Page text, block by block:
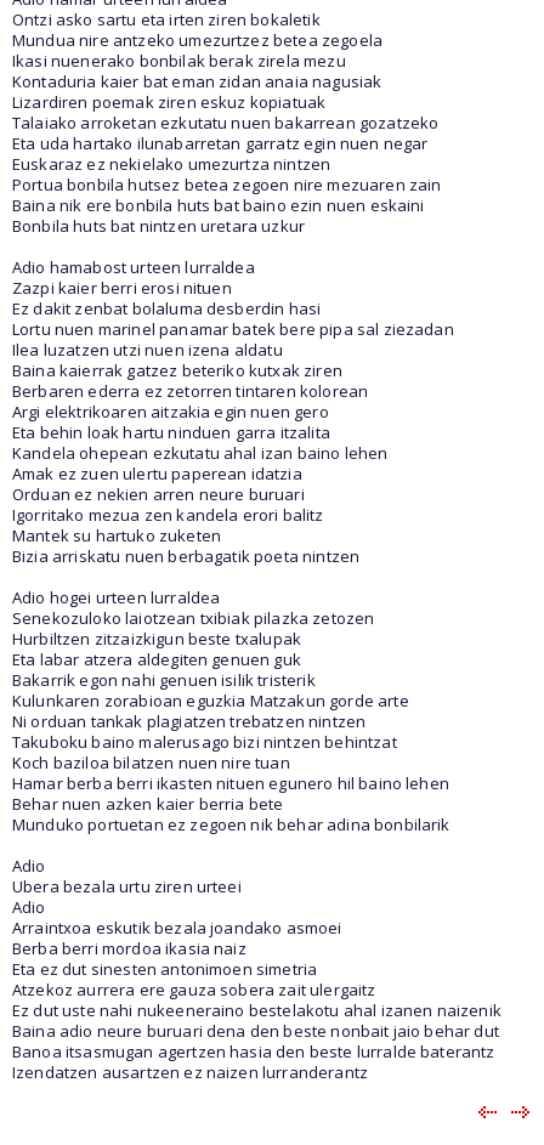
Ontzi asko sartu eta irten ziren bokaletik
Mundua nire antzeko umezurtzez betea zegoela
Ikasi nuenerako bonbilak berak zirela mezu
Kontaduria kaier bat eman zidan anaia nagusiak
Lizardiren poemak ziren eskuz kopiatuak
Talaiako arroketan ezkutatu nuen bakarrean gozatzeko
Eta uda hartako ilunabarretan garratz egin nuen negar
Euskaraz ez nekielako umezurtza nintzen
Portua bonbila hutsez betea zegoen nire mezuaren zain
Baina nik ere bonbila huts bat baino ezin nuen eskaini
Bonbila huts bat nintzen uretara uzkur
Adio hamabost urteen lurraldea
Zazpi kaier berri erosi nituen
Ez dakit zenbat bolaluma desberdin hasi
Lortu nuen marinel panamar batek bere pipa sal ziezadan
Ilea luzatzen utzi nuen izena aldatu
Baina kaierrak gatzez beteriko kutxak ziren
Berbaren ederra ez zetorren tintaren kolorean
Argi elektrikoaren aitzakia egin nuen gero
Eta behin loak hartu ninduen garra itzalita
Kandela ohepean ezkutatu ahal izan baino lehen
Amak ez zuen ulertu paperean idatzia
Orduan ez nekien arren neure buruari
Igorritako mezua zen kandela erori balitz
Mantek su hartuko zuketen
Bizia arriskatu nuen berbagatik poeta nintzen
Adio hogei urteen lurraldea
Senekozuloko laiotzean txibiak pilazka zetozen
Hurbiltzen zitzaizkigun beste txalupak
Eta labar atzera aldegiten genuen guk
Bakarrik egon nahi genuen isilik tristerik
Kulunkaren zorabioan eguzkia Matzakun gorde arte
Ni orduan tankak plagiatzen trebatzen nintzen
Takuboku baino malerusago bizi nintzen behintzat
Koch baziloa bilatzen nuen nire tuan
Hamar berba berri ikasten nituen egunero hil baino lehen
Behar nuen azken kaier berria bete
Munduko portuetan ez zegoen nik behar adina bonbilarik
Adio
Ubera bezala urtu ziren urteei
Adio
Arraintxoa eskutik bezala joandako asmoei
Berba berri mordoa ikasia naiz
Eta ez dut sinesten antonimoen simetria
Atzekoz aurrera ere gauza sobera zait ulergaitz
Ez dut uste nahi nukeeneraino bestelakotu ahal izanen naizenik
Baina adio neure buruari dena den beste nonbait jaio behar dut
Banoa itsasmugan agertzen hasia den beste lurralde baterantz
Izendatzen ausartzen ez naizen lurranderantz